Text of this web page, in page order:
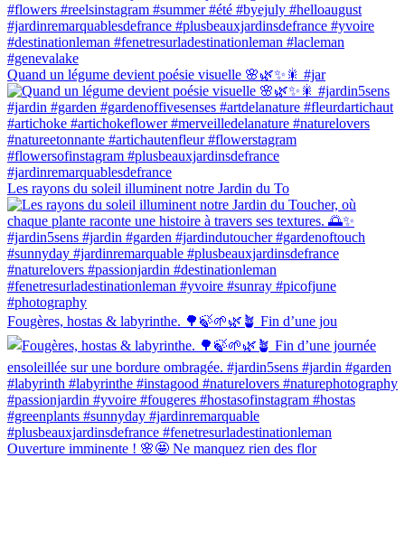
Quand un légume devient poésie visuelle 🌸🌿✨🎇 #jar
Les rayons du soleil illuminent notre Jardin du To
Fougères, hostas & labyrinthe. 🌳🍃🌱🌿🪴 Fin d’une jou
Ouverture imminente ! 🌸🤩 Ne manquez rien des flor